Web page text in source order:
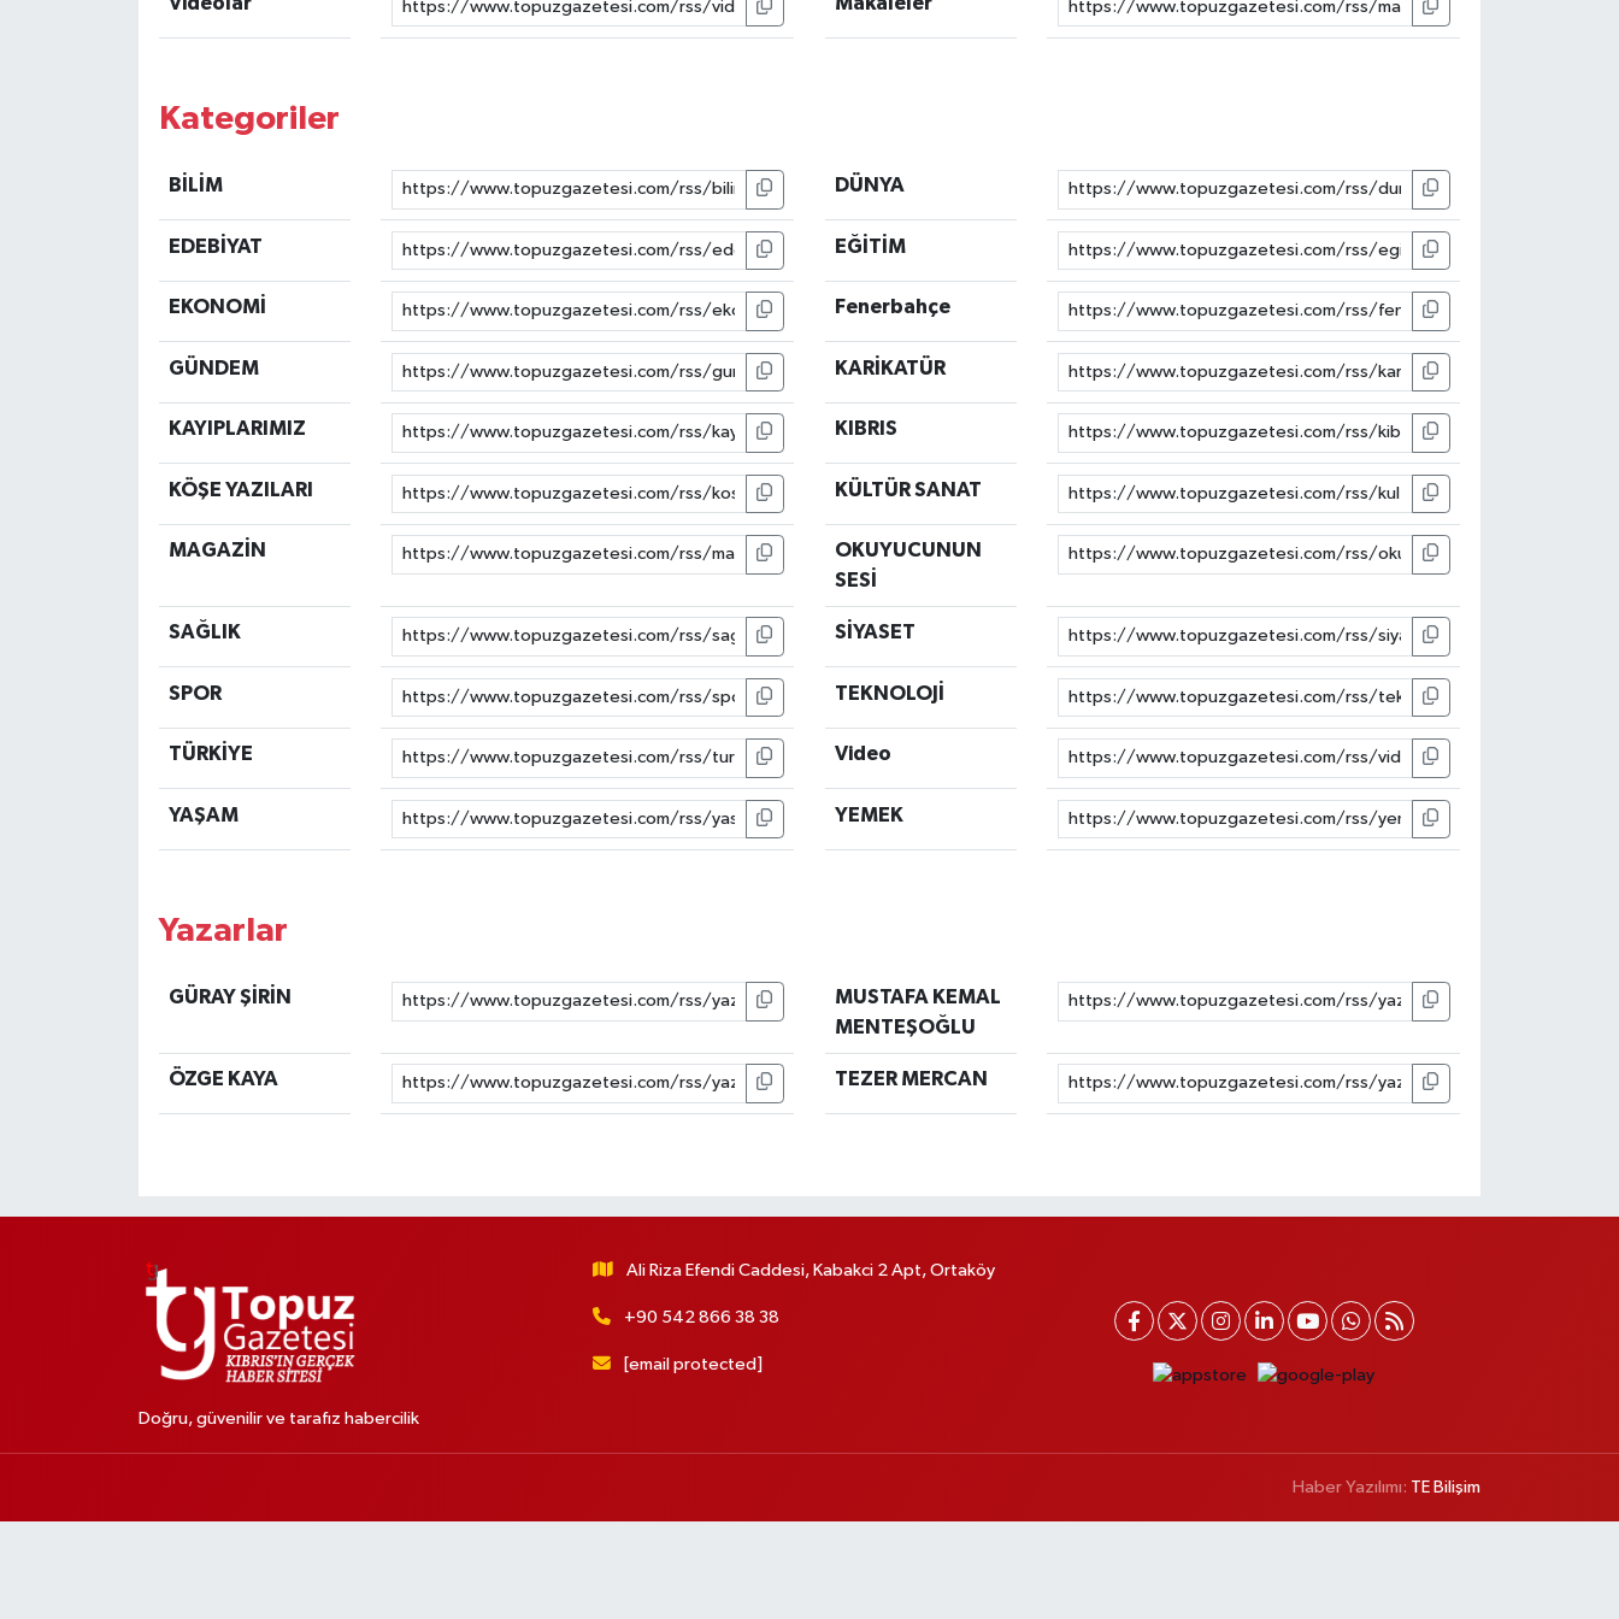
Kategoriler
BİLİM DÜNYA
EDEBİYAT EĞİTİM
EKONOMİ Fenerbahçe
GÜNDEM KARİKATÜR
KAYIPLARIMIZ KIBRIS
KÖŞE YAZILARI KÜLTÜR SANAT
MAGAZİN
OKUYUCUNUN
SESİ
SAĞLIK SİYASET
SPOR TEKNOLOJİ
TÜRKİYE Video
YAŞAM YEMEK
Yazarlar
GÜRAY ŞİRİN
MUSTAFA KEMAL
MENTEŞOĞLU
ÖZGE KAYA TEZER MERCAN
Doğru, güvenilir ve tarafız habercilik
Ali Riza Efendi Caddesi, Kabakci 2 Apt, Ortaköy
+90 542 866 38 38
[email protected]
Haber Yazılımı: TE Bilişim